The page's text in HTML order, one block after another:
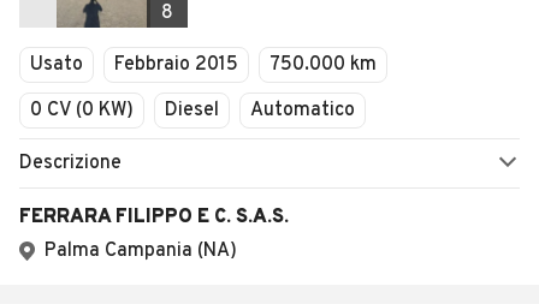
8
Usato Febbraio 2015
750.000 km
0 CV (0 KW)
Diesel Automatico
Descrizione
FERRARA FILIPPO E C. S.A.S.
Palma Campania (NA)